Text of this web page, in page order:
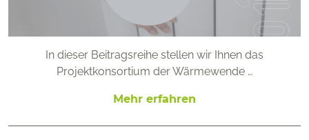
In dieser Beitragsreihe stellen wir Ihnen das
Projektkonsortium der Wärmewende …
Mehr erfahren